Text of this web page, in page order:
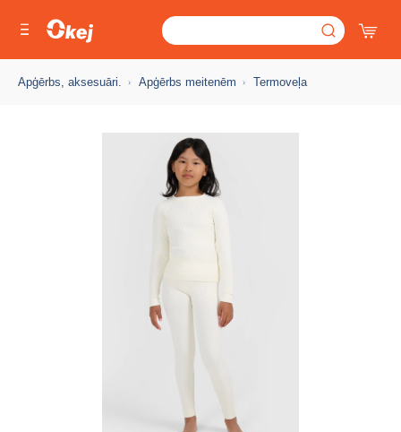
Apģērbs, aksesuāri. Apģērbs meitenēm Termoveļa